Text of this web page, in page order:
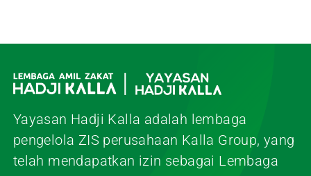
Yayasan Hadji Kalla adalah lembaga
pengelola ZIS perusahaan Kalla Group, yang
telah mendapatkan izin sebagai Lembaga